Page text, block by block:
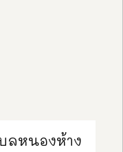
ลหนองห้าง